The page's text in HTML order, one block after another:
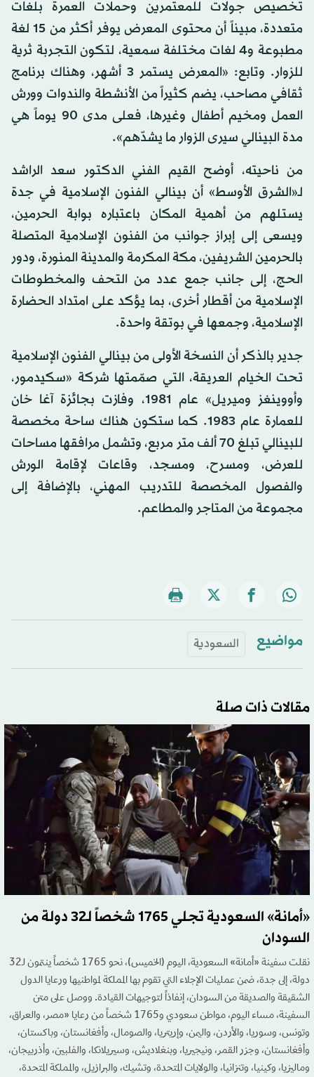
تخصيص جولات للمعتمرين وحملات العمرة بلغات
متعددة، مبيناً أن محتوى المعرض يوفر أكثر من 15 لغة
مطبوعة و4 لغات مختلفة سمعية، لتكون التجربة ثرية
للزوار. وتابع: «المعرض يستمر 3 أشهر، وهناك برنامج
ثقافي مصاحب، يضم كثيراً من الأنشطة والندوات وورش
العمل ومخيم أطفال وغيرها، فعلى مدى 90 يوماً هي
مدة البينالي سيرى الزوار ما يشدّهم».
من ناحيته، أوضح القيم الفني الدكتور سعد الراشد
لـ«الشرق الأوسط» أن بينالي الفنون الإسلامية في جدة
يستلهم من أهمية المكان باعتباره بوابة الحرمين،
ويسعى إلى إبراز جوانب من الفنون الإسلامية المتصلة
بالحرمين الشريفين، مكة المكرمة والمدينة المنورة، ودور
الحج، إلى جانب جمع عدد من التحف والمخطوطات
الإسلامية من أقطار أخرى، بما يؤكد على امتداد الحضارة
الإسلامية، وجمعها في بوتقة واحدة.
جدير بالذكر أن النسخة الأولى من بينالي الفنون الإسلامية
تحت الخيام العريقة، التي صمّمتها شركة «سكيدمور،
وأووينغز وميريل» عام 1981، وفازت بجائزة آغا خان
للعمارة عام 1983. كما ستكون هناك ساحة مخصصة
للبينالي تبلغ 70 ألف متر مربع، وتشمل مرافقها مساحات
للعرض، ومسرح، ومسجد، وقاعات لإقامة الورش
والفصول المخصصة للتدريب المهني، بالإضافة إلى
مجموعة من المتاجر والمطاعم.
مواضيع السعودية
مقالات ذات صلة
«أمانة» السعودية تجلي 1765 شخصاً لـ32 دولة من
السودان
نقلت سفينة «أمانة» السعودية، اليوم (الخميس)، نحو 1765 شخصاً ينتمون لـ32
دولة، إلى جدة، ضمن عمليات الإجلاء التي تقوم بها المملكة لمواطنيها ورعايا الدول
الشقيقة والصديقة من السودان، إنفاذاً لتوجيهات القيادة. ووصل على متن
السفينة، مساء اليوم، مواطن سعودي و1765 شخصاً من رعايا «مصر، والعراق،
وتونس، وسوريا، والأردن، واليمن، وإريتريا، والصومال، وأفغانستان، وباكستان،
وأفغانستان، وجزر القمر، ونيجيريا، وبنغلاديش، وسيريلانكا، والفلبين، وأذربيجان،
وماليزيا، وكينيا، وتنزانيا، والولايات المتحدة، وتشيك، والبرازيل، والمملكة المتحدة،